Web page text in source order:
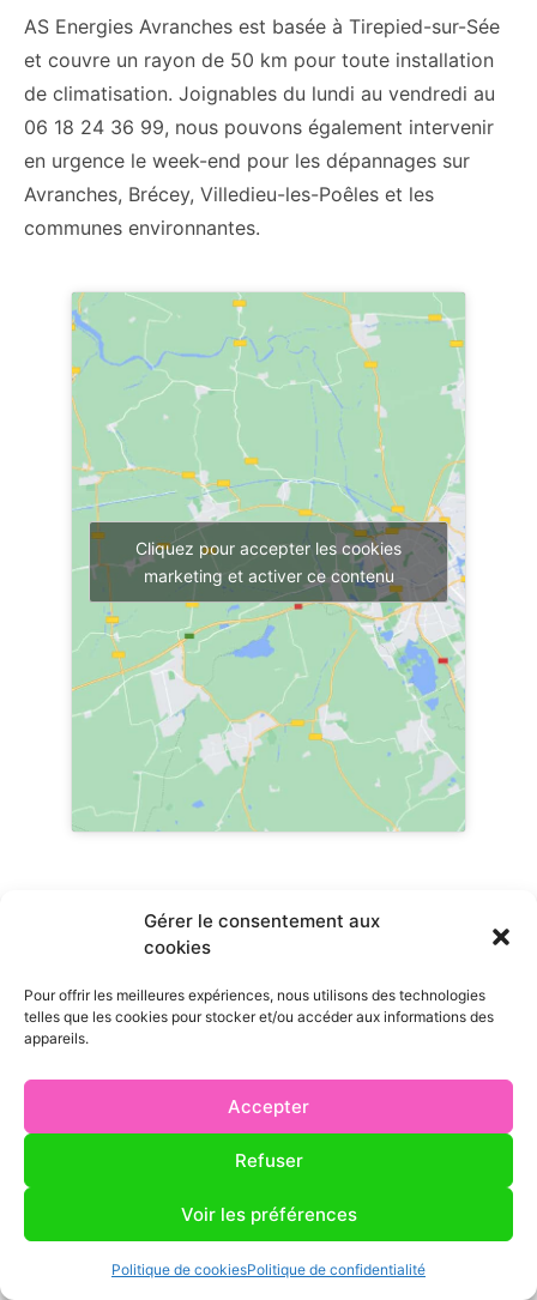
Gérer le consentement aux
cookies
Pour offrir les meilleures expériences, nous utilisons des technologies
telles que les cookies pour stocker et/ou accéder aux informations des
appareils.
Accepter
Refuser
Voir les préférences
Politique de cookiesPolitique de confidentialité
AS Energies Avranches est basée à Tirepied-sur-Sée
et couvre un rayon de 50 km pour toute installation
de climatisation. Joignables du lundi au vendredi au
06 18 24 36 99, nous pouvons également intervenir
en urgence le week-end pour les dépannages sur
Avranches, Brécey, Villedieu-les-Poêles et les
communes environnantes.
Cliquez pour accepter les cookies
marketing et activer ce contenu
Ville principale
Tirepied-sur-Sée
Communes desservies
Saint-Laurent-de-Cuves